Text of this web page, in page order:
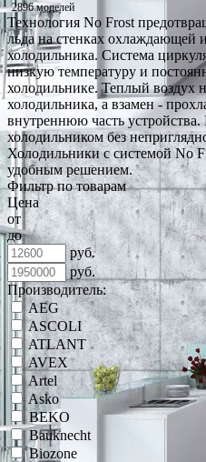
2896 моделей
Технология No Frost
льда на стенках охлаждающей
холодильника. Система
низкую температуру и
холодильнике. Теплый воздух
холодильника, а взамен -
внутреннюю часть
холодильником без
Холодильники с системой No
удобным решением.
Фильтр по товарам
Цена
от
до
руб.
руб.
Производитель:
AEG
ASCOLI
ATLANT
AVEX
Artel
Asko
BEKO
Bauknecht
Biozone